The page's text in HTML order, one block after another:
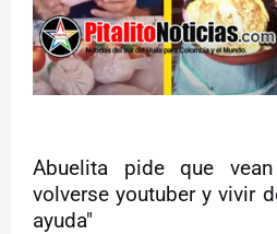
Abuelita pide que
volverse youtuber y vivir
ayuda"